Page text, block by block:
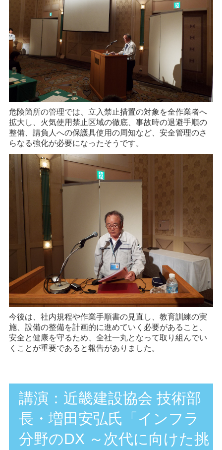
危険箇所の管理では、立入禁止措置の対象を全作業者へ
拡大し、火気使用禁止区域の徹底、事故時の退避手順の
整備、請負人への保護具使用の周知など、安全管理のさ
らなる強化が必要になったそうです。
今後は、社内規程や作業手順書の見直し、教育訓練の実
施、設備の整備を計画的に進めていく必要があること、
安全と健康を守るため、全社一丸となって取り組んでい
くことが重要であると報告がありました。
講演：近畿建設協会 技術部
長・増田安弘氏「インフラ
分野のDX ～次代に向けた挑